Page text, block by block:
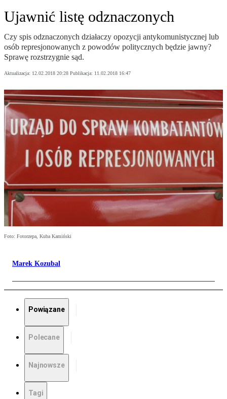
Ujawnić listę odznaczonych
Czy spis odznaczonych działaczy opozycji antykomunistycznej lub
osób represjonowanych z powodów politycznych będzie jawny?
Sprawę rozstrzygnie sąd.
Aktualizacja: 12.02.2018 20:28 Publikacja: 11.02.2018 16:47
Foto: Fotorzepa, Kuba Kamiński
Marek Kozubal
Powiązane
Polecane
Najnowsze
Tagi